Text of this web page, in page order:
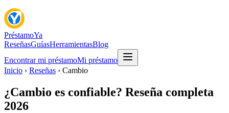
PréstamoYa
ReseñasGuíasHerramientasBlog
Encontrar mi préstamoMi préstamo
Inicio › Reseñas › Cambio
¿Cambio es confiable? Reseña completa
2026